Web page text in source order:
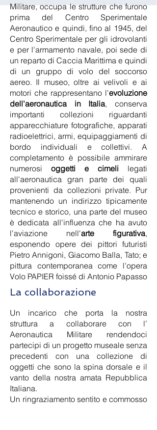
Militare, occupa le strutture che furono
prima del Centro Sperimentale
Aeronautico e quindi, fino al 1945, del
Centro Sperimentale per gli idrovolanti
e per l'armamento navale, poi sede di
un reparto di Caccia Marittima e quindi
di un gruppo di volo del soccorso
aereo. Il museo, oltre ai velivoli e ai
motori che rappresentano l'evoluzione
dell'aeronautica in Italia, conserva
importanti collezioni riguardanti
apparecchiature fotografiche, apparati
radioelettrici, armi, equipaggiamenti di
bordo individuali e collettivi. A
completamento è possibile ammirare
numerosi oggetti e cimeli legati
all'aeronautica gran parte dei quali
provenienti da collezioni private. Pur
mantenendo un indirizzo tipicamente
tecnico e storico, una parte del museo
è dedicata all'influenza che ha avuto
l'aviazione nell'arte figurativa,
esponendo opere dei pittori futuristi
Pietro Annigoni, Giacomo Balla, Tato; e
pittura contemporanea come l'opera
Volo PAPIER foissé di Antonio Papasso
La collaborazione
Un incarico che porta la nostra
struttura a collaborare con l’
Aeronautica Militare rendendoci
partecipi di un progetto museale senza
precedenti con una collezione di
oggetti che sono la spina dorsale e il
vanto della nostra amata Repubblica
Italiana.
Un ringraziamento sentito e commosso